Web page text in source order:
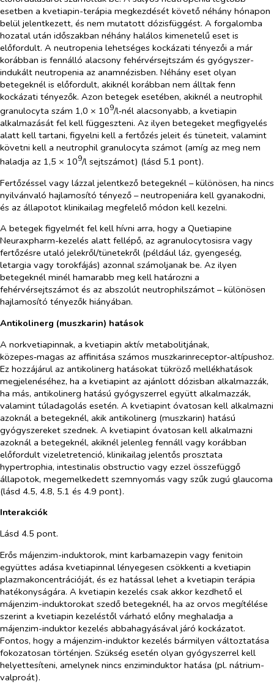
esetben a kvetiapin-terápia megkezdését követő néhány hónapon
belül jelentkezett, és nem mutatott dózisfüggést. A forgalomba
hozatal után időszakban néhány halálos kimenetelű eset is
előfordult. A neutropenia lehetséges kockázati tényezői a már
korábban is fennálló alacsony fehérvérsejtszám és gyógyszer-
indukált neutropenia az anamnézisben. Néhány eset olyan
betegeknél is előfordult, akiknél korábban nem álltak fenn
kockázati tényezők. Azon betegek esetében, akiknél a neutrophil
granulocyta szám 1,0 × 109/l‑nél alacsonyabb, a kvetiapin
alkalmazását fel kell függeszteni. Az ilyen betegeket megfigyelés
alatt kell tartani, figyelni kell a fertőzés jeleit és tüneteit, valamint
követni kell a neutrophil granulocyta számot (amíg az meg nem
haladja az 1,5 × 109/l sejtszámot) (lásd 5.1 pont).
Fertőzéssel vagy lázzal jelentkező betegeknél – különösen, ha nincs
nyilvánvaló hajlamosító tényező – neutropeniára kell gyanakodni,
és az állapotot klinikailag megfelelő módon kell kezelni.
A betegek figyelmét fel kell hívni arra, hogy a Quetiapine
Neuraxpharm-kezelés alatt fellépő, az agranulocytosisra vagy
fertőzésre utaló jelekről/tünetekről (például láz, gyengeség,
letargia vagy torokfájás) azonnal számoljanak be. Az ilyen
betegeknél minél hamarabb meg kell határozni a
fehérvérsejtszámot és az abszolút neutrophilszámot – különösen
hajlamosító tényezők hiányában.
Antikolinerg (muszkarin) hatások
A norkvetiapinnak, a kvetiapin aktív metabolitjának,
közepes‑magas az affinitása számos muszkarinreceptor‑altípushoz.
Ez hozzájárul az antikolinerg hatásokat tükröző mellékhatások
megjelenéséhez, ha a kvetiapint az ajánlott dózisban alkalmazzák,
ha más, antikolinerg hatású gyógyszerrel együtt alkalmazzák,
valamint túladagolás esetén. A kvetiapint óvatosan kell alkalmazni
azoknál a betegeknél, akik antikolinerg (muszkarin) hatású
gyógyszereket szednek. A kvetiapint óvatosan kell alkalmazni
azoknál a betegeknél, akiknél jelenleg fennáll vagy korábban
előfordult vizeletretenció, klinikailag jelentős prosztata
hypertrophia, intestinalis obstructio vagy ezzel összefüggő
állapotok, megemelkedett szemnyomás vagy szűk zugú glaucoma
(lásd 4.5, 4.8, 5.1 és 4.9 pont).
Interakciók
Lásd 4.5 pont.
Erős májenzim-induktorok, mint karbamazepin vagy fenitoin
együttes adása kvetiapinnal lényegesen csökkenti a kvetiapin
plazmakoncentrációját, és ez hatással lehet a kvetiapin terápia
hatékonyságára. A kvetiapin kezelés csak akkor kezdhető el
májenzim-induktorokat szedő betegeknél, ha az orvos megítélése
szerint a kvetiapin kezeléstől várható előny meghaladja a
májenzim-induktor kezelés abbahagyásával járó kockázatot.
Fontos, hogy a májenzim-induktor kezelés bármilyen változtatása
fokozatosan történjen. Szükség esetén olyan gyógyszerrel kell
helyettesíteni, amelynek nincs enziminduktor hatása (pl. nátrium-
valproát).